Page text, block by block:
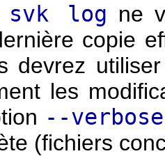
svk log ne
copie
devrez
les
--verbose
(fichiers